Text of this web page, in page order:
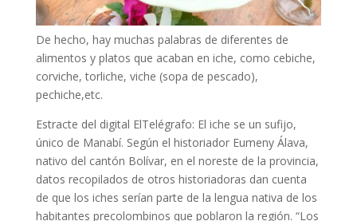
De hecho, hay muchas palabras de diferentes de
alimentos y platos que acaban en iche, como cebiche,
corviche, torliche, viche (sopa de pescado),
pechiche,etc.
Estracte del digital ElTelégrafo: El iche se un sufijo,
único de Manabí. Según el historiador Eumeny Álava,
nativo del cantón Bolívar, en el noreste de la provincia,
datos recopilados de otros historiadoras dan cuenta
de que los iches serían parte de la lengua nativa de los
habitantes precolombinos que poblaron la región. “Los